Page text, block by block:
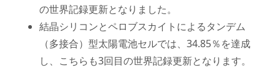
の世界記録更新となりました。
結晶シリコンとペロブスカイトによるタンデム
（多接合）型太陽電池セルでは、34.85％を達成
し、こちらも3回目の世界記録更新となります。